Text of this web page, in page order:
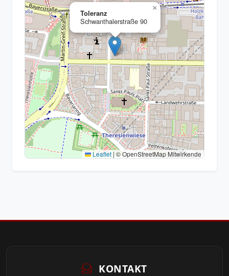
Toleranz
Schwanthalerstraße 90
×
Leaflet | © OpenStreetMap Mitwirkende
KONTAKT